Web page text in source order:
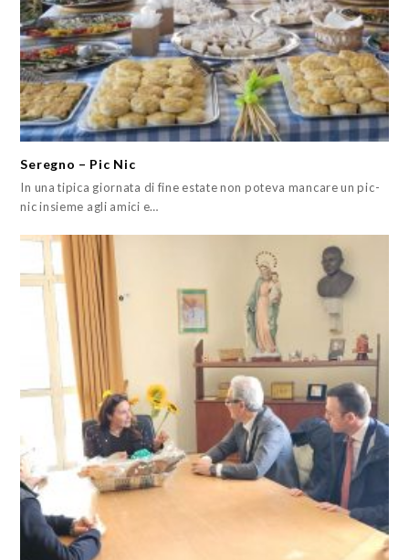
Seregno – Pic Nic
In una tipica giornata di fine estate non poteva mancare un pic-
nic insieme agli amici e…